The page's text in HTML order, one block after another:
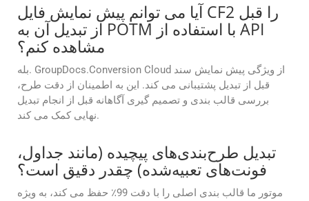
آیا می توانم پیش نمایش فایل CF2 را قبل
از تبدیل آن به POTM با استفاده از API
مشاهده کنم؟
بله. GroupDocs.Conversion Cloud از ویژگی پیش نمایش سند
قبل از تبدیل پشتیبانی می کند. این به اطمینان از دقت طرح،
بررسی قالب بندی و تصمیم گیری آگاهانه قبل از انجام تبدیل
نهایی کمک می کند.
تبدیل طرح‌بندی‌های پیچیده (مانند جداول،
فونت‌های تعبیه‌شده) چقدر دقیق است؟
موتور ما قالب بندی اصلی را با دقت 99٪ حفظ می کند، به ویژه